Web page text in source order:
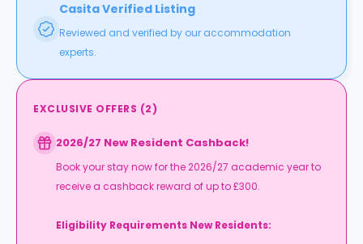
ธรรมเนียมผู้เช่า ค่าธรรมเนียมการจองคือ 100 ปอนด์และไม่จำค่ามัดจำ
**
ทุกห้องพักมาพร้อมกับเตียงขนาดใหญ่และห้องน้ำส่วนตัว รวมถึงห้องพัก
สำหรับผู้ทุพพลภาพ มีทีมนิติบุคคลไว้คอยดูและเเละจัดกรรมภายในหอพัก
พื้นที่การเรียนรู้อ่านหนังสือและบริการซักผ้า
** หอ
ธรรมเนียมผู้เช่า ค่าธรรมเนียมการจองคือ 100 ปอนด์และไม่จำค่ามัดจำ
Casita Verified Listing
Reviewed and verified by our accommodation
experts.
EXCLUSIVE OFFERS (2)
2026/27 New Resident Cashback!
Book your stay now for the 2026/27 academic year to
receive a cashback reward of up to £300.
Eligibility Requirements New Residents: